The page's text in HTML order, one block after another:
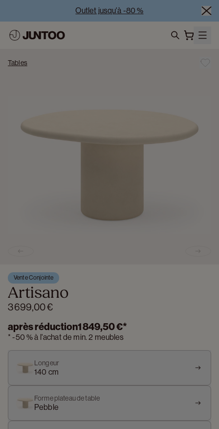
Outlet jusqu'à -80 %
Tables
Vente Conjointe
Artisano
3 699,00 €
après réduction1 849,50 €*
*-50 %à l'achat de min. 2 meubles
Longeur
140 cm
Forme plateau de table
Pebble